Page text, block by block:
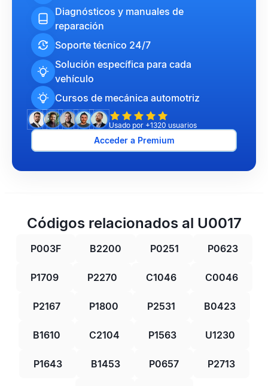
Diagnósticos y manuales de
reparación
Soporte técnico 24/7
Solución específica para cada
vehículo
Cursos de mecánica automotriz
Usado por +1320 usuarios
Acceder a Premium
Códigos relacionados al U0017
P003F B2200 P0251 P0623
P1709 P2270 C1046 C0046
P2167 P1800 P2531 B0423
B1610 C2104 P1563 U1230
P1643 B1453 P0657 P2713